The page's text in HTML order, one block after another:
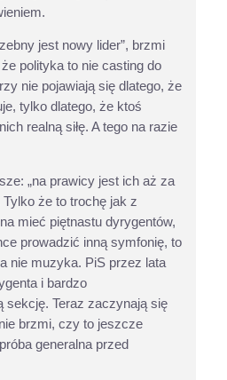
jest nowy lider”, brzmi
polityka to nie casting do
nie pojawiają się dlatego, że
tylko dlatego, że ktoś
realną siłę. A tego na razie
„na prawicy jest ich aż za
że to trochę jak z
mieć piętnastu dyrygentów,
prowadzić inną symfonię, to
nie muzyka. PiS przez lata
i bardzo
sekcję. Teraz zaczynają się
brzmi, czy to jeszcze
generalna przed